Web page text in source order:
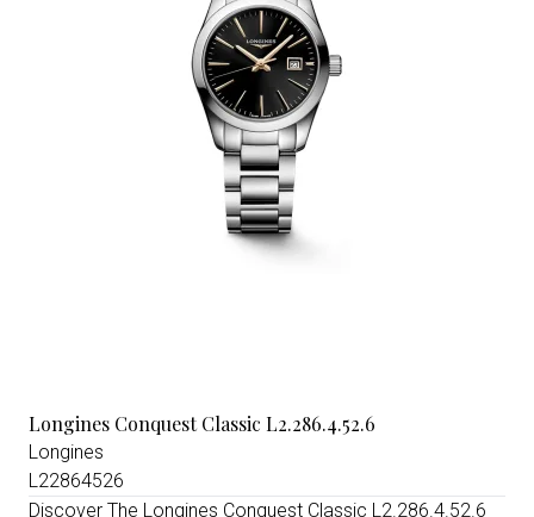
Longines Conquest Classic L2.286.4.52.6
Longines
L22864526
Discover The Longines Conquest Classic L2.286.4.52.6